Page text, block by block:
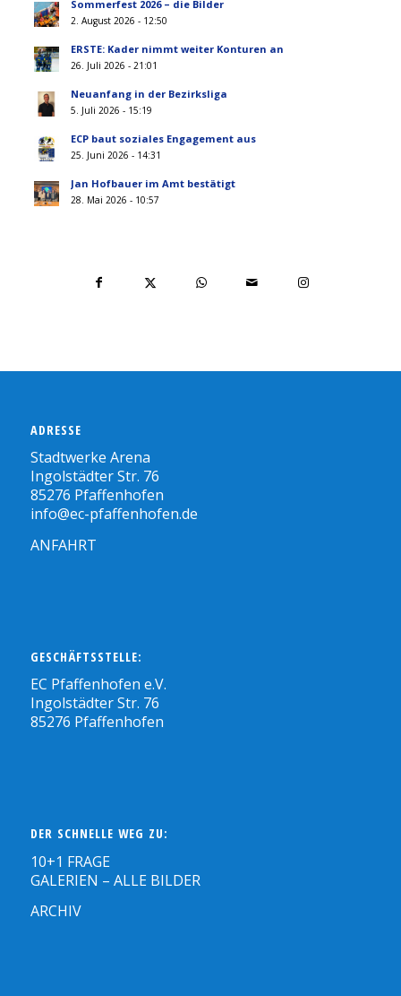
Sommerfest 2026 – die Bilder
2. August 2026 - 12:50
ERSTE: Kader nimmt weiter Konturen an
26. Juli 2026 - 21:01
Neuanfang in der Bezirksliga
5. Juli 2026 - 15:19
ECP baut soziales Engagement aus
25. Juni 2026 - 14:31
Jan Hofbauer im Amt bestätigt
28. Mai 2026 - 10:57
ADRESSE
Stadtwerke Arena
Ingolstädter Str. 76
85276 Pfaffenhofen
info@ec-pfaffenhofen.de
ANFAHRT
GESCHÄFTSSTELLE:
EC Pfaffenhofen e.V.
Ingolstädter Str. 76
85276 Pfaffenhofen
DER SCHNELLE WEG ZU:
10+1 FRAGE
GALERIEN – ALLE BILDER
ARCHIV